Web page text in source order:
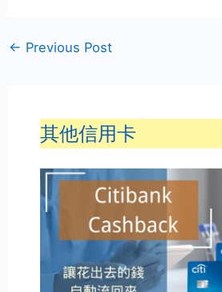
← Previous Post
其他信用卡